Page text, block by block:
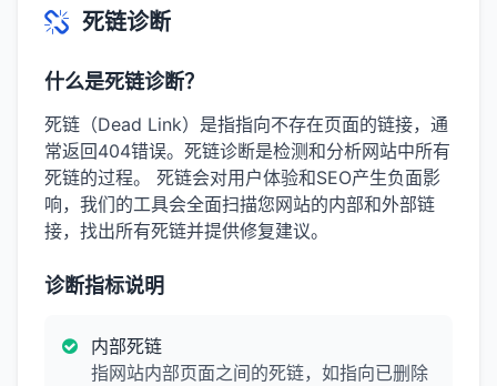
死链诊断
什么是死链诊断？
死链（Dead Link）是指指向不存在页面的链接，通
常返回404错误。死链诊断是检测和分析网站中所有
死链的过程。 死链会对用户体验和SEO产生负面影
响，我们的工具会全面扫描您网站的内部和外部链
接，找出所有死链并提供修复建议。
诊断指标说明
内部死链
指网站内部页面之间的死链，如指向已删除